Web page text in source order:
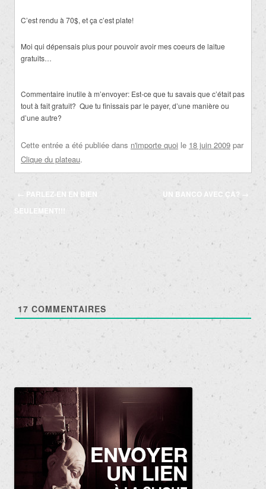
C’est rendu à 70$, et ça c’est plate!
Moi qui dépensais plus pour pouvoir avoir mes coeurs de laitue
gratuits…
Commentaire inutile à m’envoyer: Est-ce que tu savais que c’était pas
tout à fait gratuit? Que tu finissais par le payer, d’une manière ou
d’une autre?
Cette entrée a été publiée dans n'importe quoi le 18 juin 2009 par
Clique du plateau.
Navigation
des
← PARLEZ-EN EN BIEN
SEULEMENT!!!
UN BANCO AVEC ÇA? →
17 COMMENTAIRES